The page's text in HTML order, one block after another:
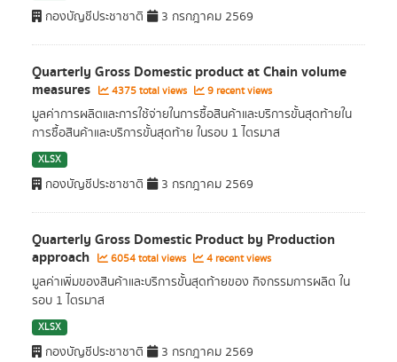
กองบัญชีประชาชาติ 3 กรกฎาคม 2569
Quarterly Gross Domestic product at Chain volume
measures 4375 total views 9 recent views
มูลค่าการผลิตและการใช้จ่ายในการซื้อสินค้าและบริการขั้นสุดท้ายใน
การซื้อสินค้าและบริการขั้นสุดท้าย ในรอบ 1 ไตรมาส
XLSX
กองบัญชีประชาชาติ 3 กรกฎาคม 2569
Quarterly Gross Domestic Product by Production
approach 6054 total views 4 recent views
มูลค่าเพิ่มของสินค้าและบริการขั้นสุดท้ายของ กิจกรรมการผลิต ใน
รอบ 1 ไตรมาส
XLSX
กองบัญชีประชาชาติ 3 กรกฎาคม 2569